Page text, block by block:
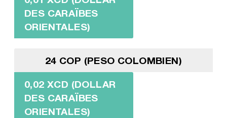
DES CARAÏBES
ORIENTALES)
24 COP (PESO COLOMBIEN)
0,02 XCD (DOLLAR
DES CARAÏBES
ORIENTALES)